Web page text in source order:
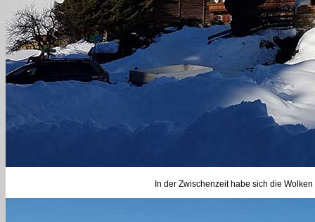
In der Zwischenzeit habe sich die